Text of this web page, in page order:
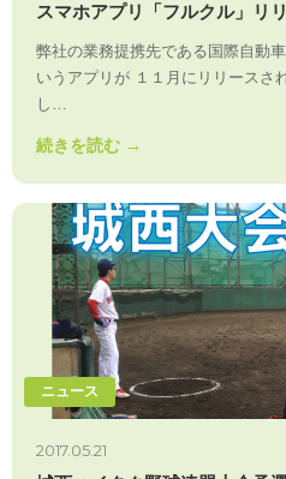
スマホアプリ「フルクル」リ
弊社の業務提携先である国際自動
いうアプリが １１月にリリースさ
し…
続きを読む →
ニュース
2017.05.21